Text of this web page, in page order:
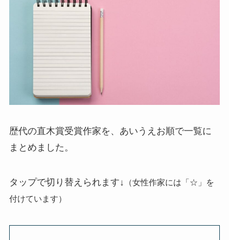
歴代の直木賞受賞作家を、あいうえお順で一覧に
まとめました。
タップで切り替えられます↓
（女性作家には「☆」を
付けています）